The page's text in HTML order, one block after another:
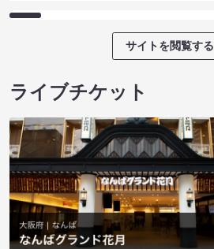
サイトを閲覧する
ライブチケット